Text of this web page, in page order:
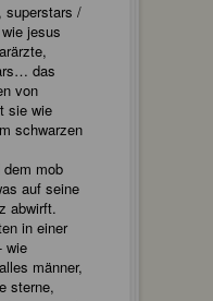
superstars /
jesus
das
von
sie wie
schwarzen
mob
auf seine
abwirft.
in einer
wie
männer,
sterne,